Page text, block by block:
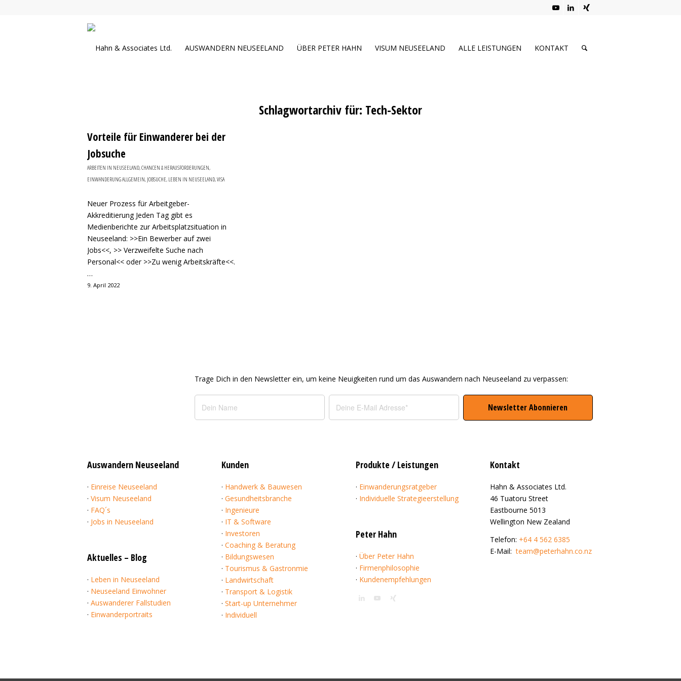
AUSWANDERN NEUSEELAND ÜBER PETER HAHN VISUM NEUSEELAND ALLE LEISTUNGEN KONTAKT
Schlagwortarchiv für: Tech-Sektor
Vorteile für Einwanderer bei der
Jobsuche
ARBEITEN IN NEUSEELAND,CHANCEN & HERAUSFORDERUNGEN,
EINWANDERUNG ALLGEMEIN, JOBSUCHE, LEBEN IN NEUSEELAND,VISA
Neuer Prozess für Arbeitgeber-
Akkreditierung Jeden Tag gibt es
Medienberichte zur Arbeitsplatzsituation in
Neuseeland: >>Ein Bewerber auf zwei
Jobs<<, >> Verzweifelte Suche nach
Personal<< oder >>Zu wenig Arbeitskräfte<<.
…
9. April 2022
Trage Dich in den Newsletter ein, um keine Neuigkeiten rund um das Auswandern nach Neuseeland zu verpassen:
Auswandern Neuseeland
· Einreise Neuseeland
· Visum Neuseeland
· FAQ´s
· Jobs in Neuseeland
Aktuelles – Blog
· Leben in Neuseeland
· Neuseeland Einwohner
· Auswanderer Fallstudien
· Einwanderportraits
Kunden
· Handwerk & Bauwesen
· Gesundheitsbranche
· Ingenieure
· IT & Software
· Investoren
· Coaching & Beratung
· Bildungswesen
· Tourismus & Gastronmie
· Landwirtschaft
· Transport & Logistik
· Start-up Unternehmer
· Individuell
Produkte / Leistungen
· Einwanderungsratgeber
· Individuelle Strategieerstellung
Peter Hahn
· Über Peter Hahn
· Firmenphilosophie
· Kundenempfehlungen
Kontakt
Hahn & Associates Ltd.
46 Tuatoru Street
Eastbourne 5013
Wellington New Zealand
Telefon: +64 4 562 6385
E-Mail: team@peterhahn.co.nz